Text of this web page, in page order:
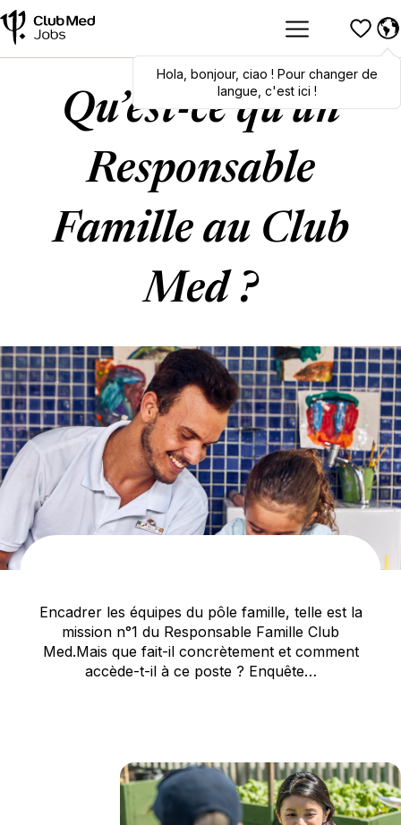
Hola,bonjour,ciao! To switch
languages, click here!
Hola bonjour, ciao ! Pour changer de
langue, c'est ici !
Qu’est-ce qu’un
Responsable
Famille au Club
Med ?
Encadrer les équipes du pôle famille, telle est la
mission n°1 du Responsable Famille Club
Med.Mais que fait-il concrètement et comment
accède-t-il à ce poste ? Enquête…